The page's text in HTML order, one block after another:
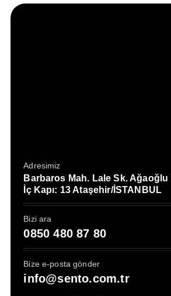
Adresimiz
Barbaros Mah. Lale Sk. Ağaoğlu
İç Kapı: 13 Ataşehir/İSTANBUL
Bizi ara
0850 480 87 80
Bize e-posta gönder
info@sento.com.tr